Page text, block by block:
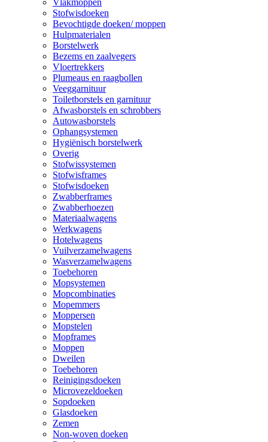
Stofwisdoeken
Bevochtigde doeken/ moppen
Hulpmaterialen
Borstelwerk
Bezems en zaalvegers
Vloertrekkers
Plumeaus en raagbollen
Veeggarnituur
Toiletborstels en garnituur
Afwasborstels en schrobbers
Autowasborstels
Ophangsystemen
Hygiënisch borstelwerk
Overig
Stofwissystemen
Stofwisframes
Stofwisdoeken
Zwabberframes
Zwabberhoezen
Materiaalwagens
Werkwagens
Hotelwagens
Vuilverzamelwagens
Wasverzamelwagens
Toebehoren
Mopsystemen
Mopcombinaties
Mopemmers
Moppersen
Mopstelen
Mopframes
Moppen
Dweilen
Toebehoren
Reinigingsdoeken
Microvezeldoeken
Sopdoeken
Glasdoeken
Zemen
Non-woven doeken